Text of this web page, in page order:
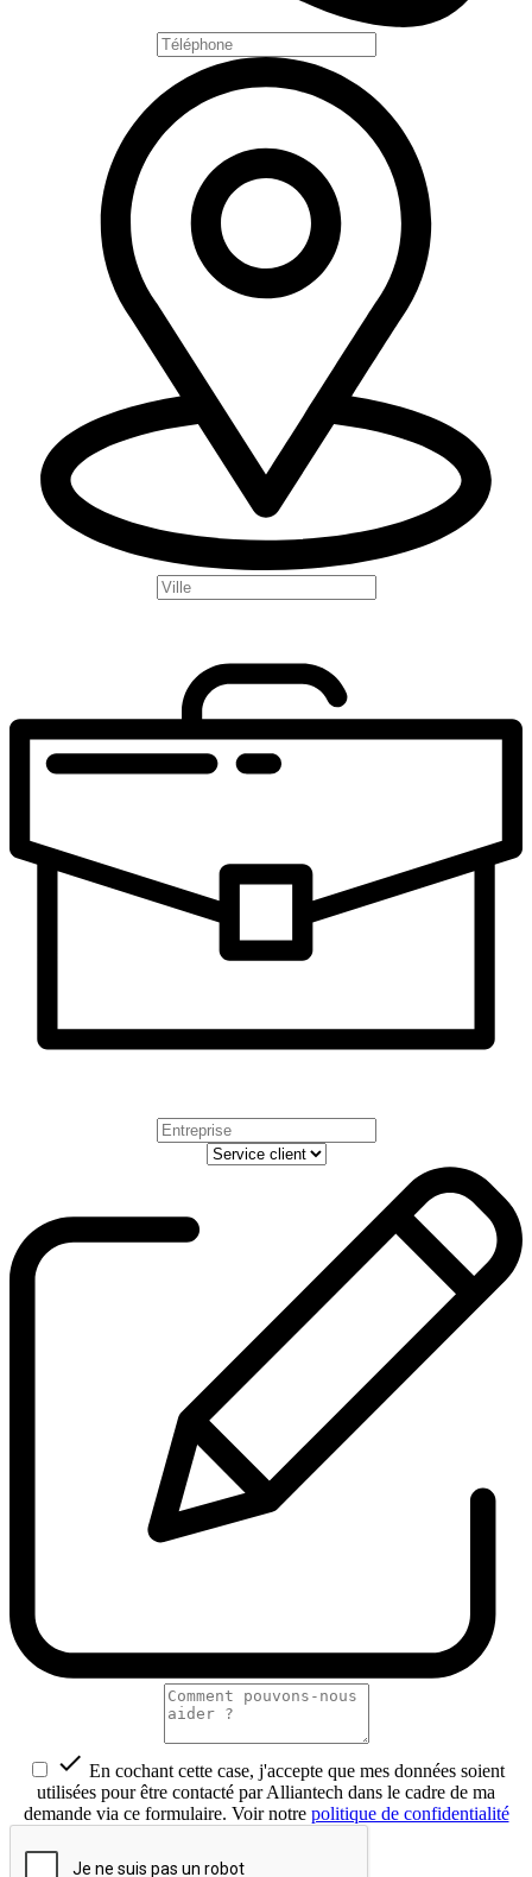
 En cochant cette case, j'accepte que mes données soient
utilisées pour être contacté par Alliantech dans le cadre de ma
demande via ce formulaire. Voir notre politique de confidentialité